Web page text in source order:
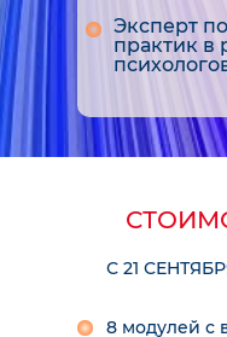
Эксперт
практик в
8 модулей с
С 21